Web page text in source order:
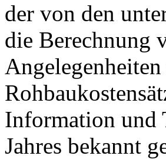
der von den
die Berechnung
Information und
Jahres bekannt